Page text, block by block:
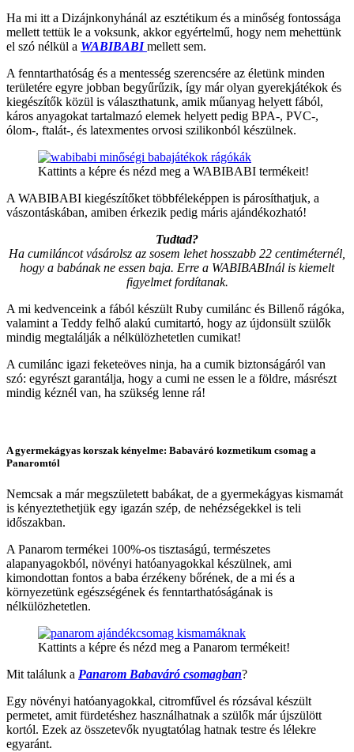
Ha mi itt a Dizájnkonyhánál az esztétikum és a minőség fontossága
mellett tettük le a voksunk, akkor egyértelmű, hogy nem mehettünk
el szó nélkül a WABIBABI mellett sem.
A fenntarthatóság és a mentesség szerencsére az életünk minden
területére egyre jobban begyűrűzik, így már olyan gyerekjátékok és
kiegészítők közül is választhatunk, amik műanyag helyett fából,
káros anyagokat tartalmazó elemek helyett pedig BPA-, PVC-,
ólom-, ftalát-, és latexmentes orvosi szilikonból készülnek.
Kattints a képre és nézd meg a WABIBABI termékeit!
A WABIBABI kiegészítőket többféleképpen is párosíthatjuk, a
vászontáskában, amiben érkezik pedig máris ajándékozható!
Tudtad?
Ha cumiláncot vásárolsz az sosem lehet hosszabb 22 centiméternél,
hogy a babának ne essen baja. Erre a WABIBABInál is kiemelt
figyelmet fordítanak.
A mi kedvenceink a fából készült Ruby cumilánc és Billenő rágóka,
valamint a Teddy felhő alakú cumitartó, hogy az újdonsült szülők
mindig megtalálják a nélkülözhetetlen cumikat!
A cumilánc igazi feketeöves ninja, ha a cumik biztonságáról van
szó: egyrészt garantálja, hogy a cumi ne essen le a földre, másrészt
mindig kéznél van, ha szükség lenne rá!
A gyermekágyas korszak kényelme: Babaváró kozmetikum csomag a
Panaromtól
Nemcsak a már megszületett babákat, de a gyermekágyas kismamát
is kényeztethetjük egy igazán szép, de nehézségekkel is teli
időszakban.
A Panarom termékei 100%-os tisztaságú, természetes
alapanyagokból, növényi hatóanyagokkal készülnek, ami
kimondottan fontos a baba érzékeny bőrének, de a mi és a
környezetünk egészségének és fenntarthatóságának is
nélkülözhetetlen.
Kattints a képre és nézd meg a Panarom termékeit!
Mit találunk a Panarom Babaváró csomagban?
Egy növényi hatóanyagokkal, citromfűvel és rózsával készült
permetet, amit fürdetéshez használhatnak a szülők már újszülött
kortól. Ezek az összetevők nyugtatólag hatnak testre és lélekre
egyaránt.